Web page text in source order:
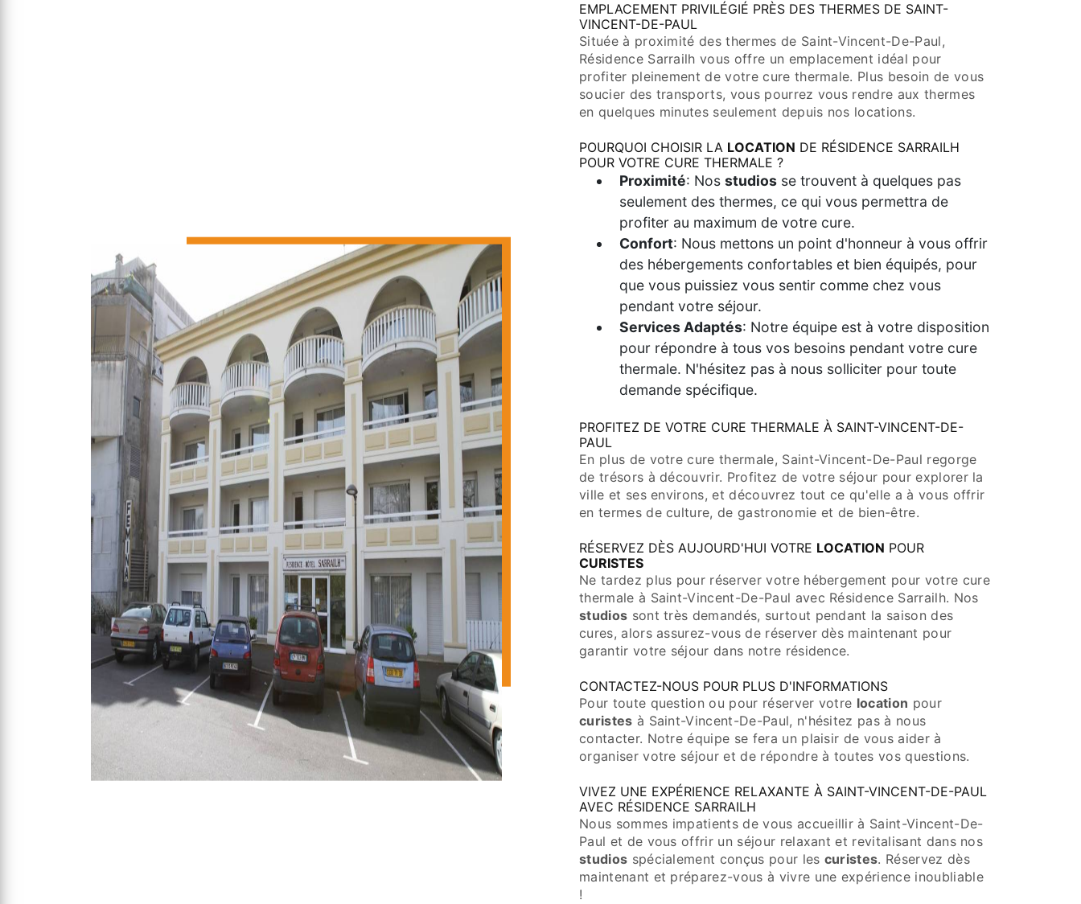
EMPLACEMENT PRIVILÉGIÉ PRÈS DES THERMES DE SAINT-
VINCENT-DE-PAUL
Située à proximité des thermes de Saint-Vincent-De-Paul,
Résidence Sarrailh vous offre un emplacement idéal pour
profiter pleinement de votre cure thermale. Plus besoin de vous
soucier des transports, vous pourrez vous rendre aux thermes
en quelques minutes seulement depuis nos locations.
POURQUOI CHOISIR LA LOCATION DE RÉSIDENCE SARRAILH
POUR VOTRE CURE THERMALE ?
Proximité: Nos studios se trouvent à quelques pas
seulement des thermes, ce qui vous permettra de
profiter au maximum de votre cure.
Confort: Nous mettons un point d'honneur à vous offrir
des hébergements confortables et bien équipés, pour
que vous puissiez vous sentir comme chez vous
pendant votre séjour.
Services Adaptés: Notre équipe est à votre disposition
pour répondre à tous vos besoins pendant votre cure
thermale. N'hésitez pas à nous solliciter pour toute
demande spécifique.
PROFITEZ DE VOTRE CURE THERMALE À SAINT-VINCENT-DE-
PAUL
En plus de votre cure thermale, Saint-Vincent-De-Paul regorge
de trésors à découvrir. Profitez de votre séjour pour explorer la
ville et ses environs, et découvrez tout ce qu'elle a à vous offrir
en termes de culture, de gastronomie et de bien-être.
RÉSERVEZ DÈS AUJOURD'HUI VOTRE LOCATION POUR
CURISTES
Ne tardez plus pour réserver votre hébergement pour votre cure
thermale à Saint-Vincent-De-Paul avec Résidence Sarrailh. Nos
studios sont très demandés, surtout pendant la saison des
cures, alors assurez-vous de réserver dès maintenant pour
garantir votre séjour dans notre résidence.
CONTACTEZ-NOUS POUR PLUS D'INFORMATIONS
Pour toute question ou pour réserver votre location pour
curistes à Saint-Vincent-De-Paul, n'hésitez pas à nous
contacter. Notre équipe se fera un plaisir de vous aider à
organiser votre séjour et de répondre à toutes vos questions.
VIVEZ UNE EXPÉRIENCE RELAXANTE À SAINT-VINCENT-DE-PAUL
AVEC RÉSIDENCE SARRAILH
Nous sommes impatients de vous accueillir à Saint-Vincent-De-
Paul et de vous offrir un séjour relaxant et revitalisant dans nos
studios spécialement conçus pour les curistes. Réservez dès
maintenant et préparez-vous à vivre une expérience inoubliable
!